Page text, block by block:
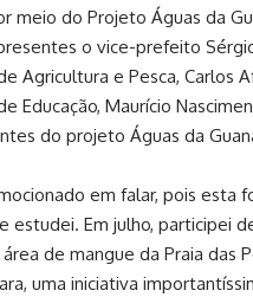
meio do Projeto Águas da
o vice-prefeito
Agricultura e Pesca, Carlos
Educação, Maurício
do projeto Águas da
em falar, pois esta
estudei. Em julho, participei
de mangue da Praia das
uma iniciativa